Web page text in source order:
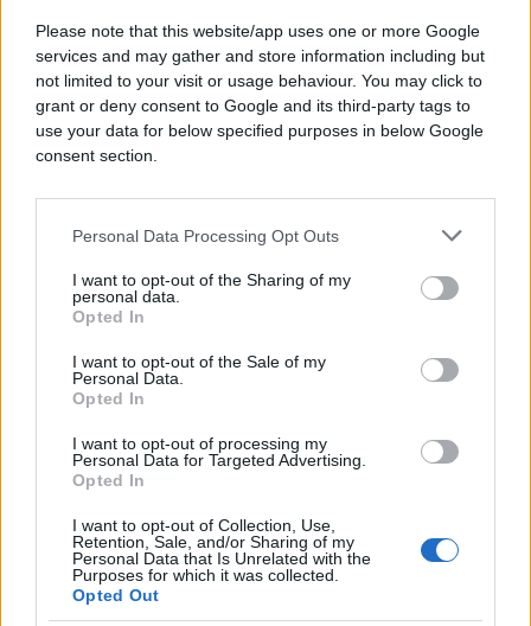
Please note that this website/app uses one or more Google
services and may gather and store information including but
not limited to your visit or usage behaviour. You may click to
grant or deny consent to Google and its third-party tags to
use your data for below specified purposes in below Google
consent section.
Personal Data Processing Opt Outs
I want to opt-out of the Sharing of my
personal data.
Opted In
I want to opt-out of the Sale of my
Personal Data.
Opted In
I want to opt-out of processing my
Personal Data for Targeted Advertising.
Opted In
I want to opt-out of Collection, Use,
Retention, Sale, and/or Sharing of my
Personal Data that Is Unrelated with the
Purposes for which it was collected.
Opted Out
Saznaj više
TENIS
03.09.16. 09:06
Saznaj više